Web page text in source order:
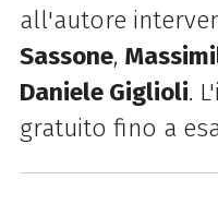
all'autore
Sassone,
Daniele Giglioli.
gratuito fino a